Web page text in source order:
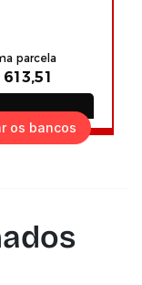
os bancos